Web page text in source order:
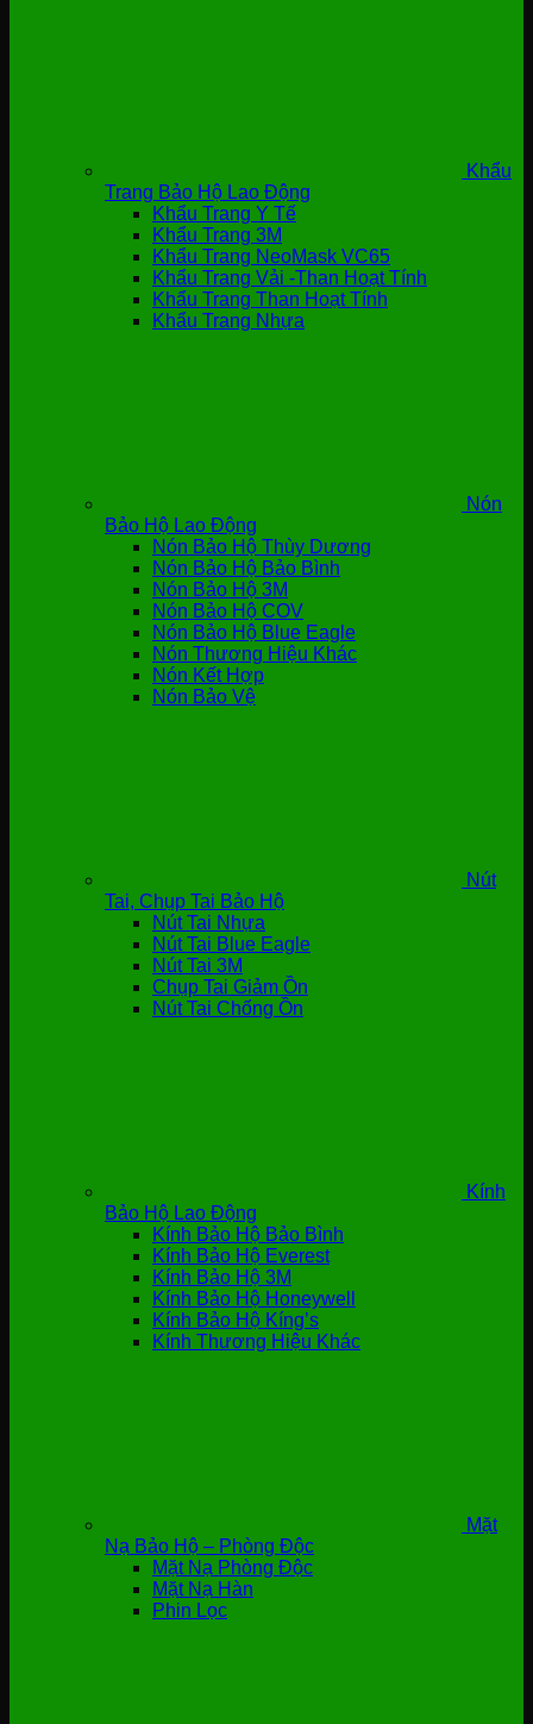
Khẩu
Trang Bảo Hộ Lao Động
Khẩu Trang Y Tế
Khẩu Trang 3M
Khẩu Trang NeoMask VC65
Khẩu Trang Vải -Than Hoạt Tính
Khẩu Trang Than Hoạt Tính
Khẩu Trang Nhựa
Nón
Bảo Hộ Lao Động
Nón Bảo Hộ Thùy Dương
Nón Bảo Hộ Bảo Bình
Nón Bảo Hộ 3M
Nón Bảo Hộ COV
Nón Bảo Hộ Blue Eagle
Nón Thương Hiệu Khác
Nón Kết Hợp
Nón Bảo Vệ
Nút
Tai, Chụp Tai Bảo Hộ
Nút Tai Nhựa
Nút Tai Blue Eagle
Nút Tai 3M
Chụp Tai Giảm Ồn
Nút Tai Chống Ồn
Kính
Bảo Hộ Lao Động
Kính Bảo Hộ Bảo Bình
Kính Bảo Hộ Everest
Kính Bảo Hộ 3M
Kính Bảo Hộ Honeywell
Kính Bảo Hộ Kíng’s
Kính Thương Hiệu Khác
Mặt
Nạ Bảo Hộ – Phòng Độc
Mặt Nạ Phòng Độc
Mặt Nạ Hàn
Phin Lọc